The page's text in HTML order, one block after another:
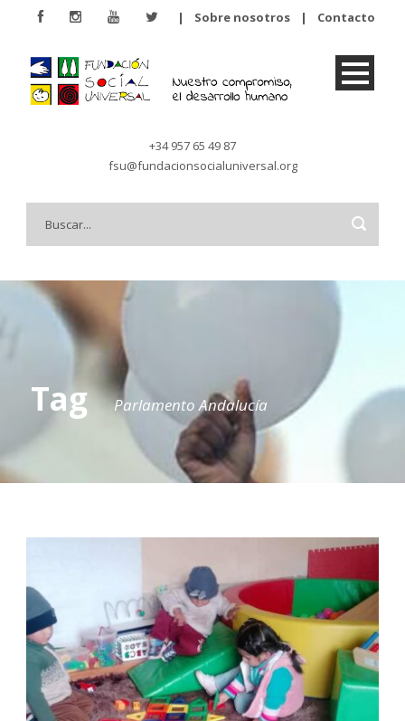
| Sobre nosotros | Contacto
+34 957 65 49 87
fsu@fundacionsocialuniversal.org
Tag Parlamento Andalucía